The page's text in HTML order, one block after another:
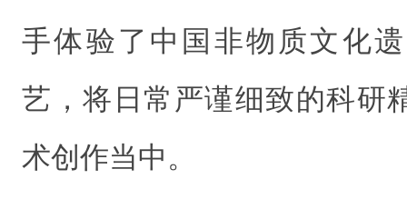
手体验了中国非物质文化
艺，将日常严谨细致的科研
术创作当中。